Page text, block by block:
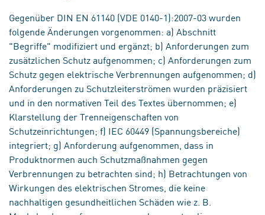
Gegenüber DIN EN 61140 (VDE 0140-1):2007-03 wurden
folgende Änderungen vorgenommen: a) Abschnitt
"Begriffe" modifiziert und ergänzt; b) Anforderungen zum
zusätzlichen Schutz aufgenommen; c) Anforderungen zum
Schutz gegen elektrische Verbrennungen aufgenommen; d)
Anforderungen zu Schutzleiterströmen wurden präzisiert
und in den normativen Teil des Textes übernommen; e)
Klarstellung der Trenneigenschaften von
Schutzeinrichtungen; f) IEC 60449 (Spannungsbereiche)
integriert; g) Anforderung aufgenommen, dass in
Produktnormen auch Schutzmaßnahmen gegen
Verbrennungen zu betrachten sind; h) Betrachtungen von
Wirkungen des elektrischen Stromes, die keine
nachhaltigen gesundheitlichen Schäden wie z. B.